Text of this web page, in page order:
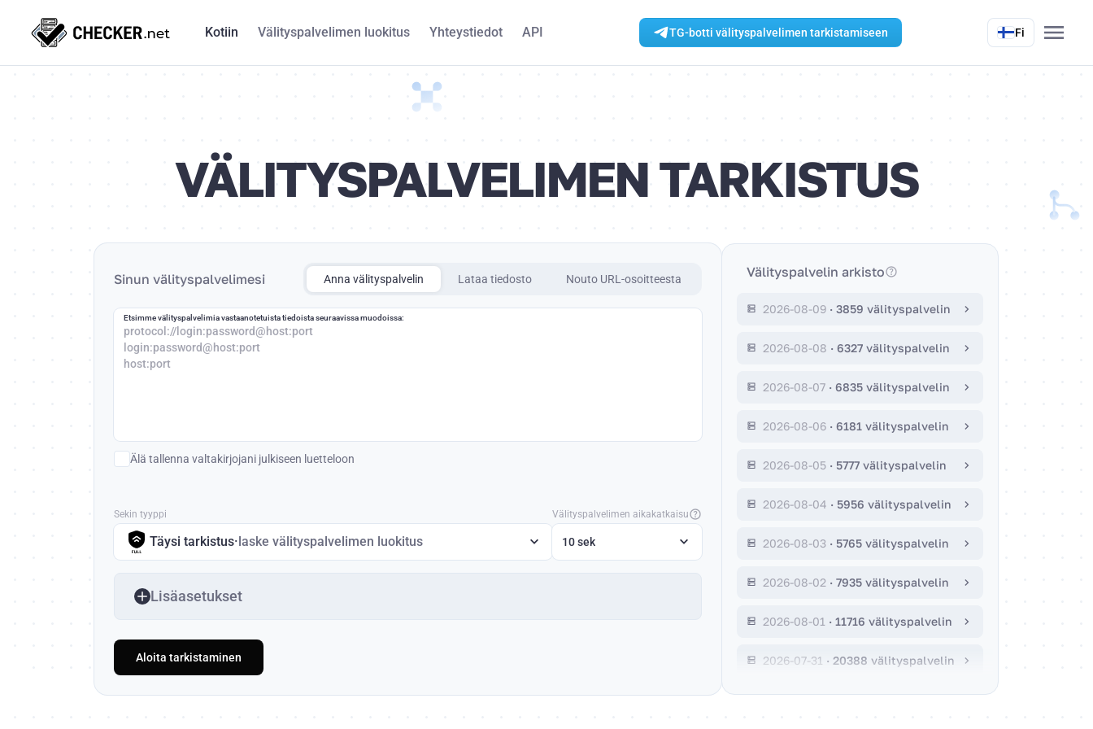
Kotiin Välityspalvelimen luokitus Yhteystiedot API TG-botti välityspalvelimen tarkistamiseen Fi
VÄLITYSPALVELIMEN TARKISTUS
Sinun välityspalvelimesi Anna välityspalvelin Lataa tiedosto Nouto URL-osoitteesta
Etsimme välityspalvelimia vastaanotetuista tiedoista seuraavissa muodoissa:
protocol://login:password@host:port
login:password@host:port
host:port
Älä tallenna valtakirjojani julkiseen luetteloon
Sekin tyyppi
Täysi tarkistus·laske välityspalvelimen luokitus
Välityspalvelimen aikakatkaisu
10 sek
Lisäasetukset
Aloita tarkistaminen
Välityspalvelin arkisto
2026-08-09 · 3859 välityspalvelin
2026-08-08 · 6327 välityspalvelin
2026-08-07 · 6835 välityspalvelin
2026-08-06 · 6181 välityspalvelin
2026-08-05 · 5777 välityspalvelin
2026-08-04 · 5956 välityspalvelin
2026-08-03 · 5765 välityspalvelin
2026-08-02 · 7935 välityspalvelin
2026-08-01 · 11716 välityspalvelin
2026-07-31 · 20388 välityspalvelin
2026-07-30 · 20729 välityspalvelin